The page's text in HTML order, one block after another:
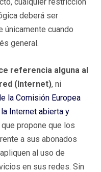
deberá ser
únicamente cuando
general.
referencia alguna al
(Internet), ni
la Comisión Europea
Internet abierta y
propone que los
a sus abonados
al uso de
en sus redes. Sin